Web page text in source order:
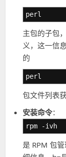
perl
主包的子包
义，这一信
的
perl
包文件列表获
安装命令：
rpm -ivh
是 RPM 包